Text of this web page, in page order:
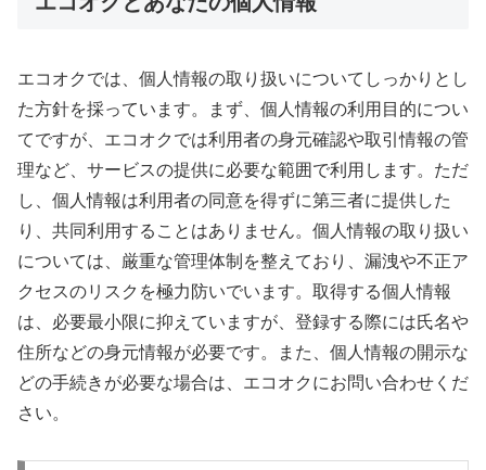
エコオクでは、個人情報の取り扱いについてしっかりとし
た方針を採っています。まず、個人情報の利用目的につい
てですが、エコオクでは利用者の身元確認や取引情報の管
理など、サービスの提供に必要な範囲で利用します。ただ
し、個人情報は利用者の同意を得ずに第三者に提供した
り、共同利用することはありません。個人情報の取り扱い
については、厳重な管理体制を整えており、漏洩や不正ア
クセスのリスクを極力防いでいます。取得する個人情報
は、必要最小限に抑えていますが、登録する際には氏名や
住所などの身元情報が必要です。また、個人情報の開示な
どの手続きが必要な場合は、エコオクにお問い合わせくだ
さい。